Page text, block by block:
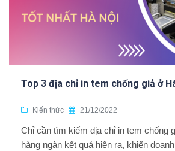
Top 3 địa chỉ in tem chống giả ở
Kiến thức 21/12/2022
Chỉ cần tìm kiếm địa chỉ in tem chống
hàng ngàn kết quả hiện ra, khiến